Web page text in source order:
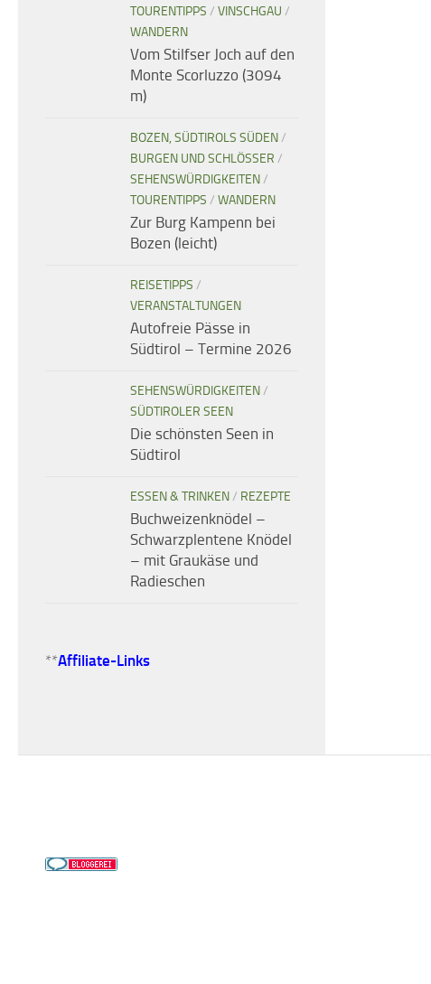
TOURENTIPPS / VINSCHGAU /
WANDERN
Vom Stilfser Joch auf den
Monte Scorluzzo (3094
m)
BOZEN, SÜDTIROLS SÜDEN/
BURGEN UND SCHLÖSSER /
SEHENSWÜRDIGKEITEN/
TOURENTIPPS / WANDERN
Zur Burg Kampenn bei
Bozen (leicht)
REISETIPPS /
VERANSTALTUNGEN
Autofreie Pässe in
Südtirol – Termine 2026
SEHENSWÜRDIGKEITEN/
SÜDTIROLER SEEN
Die schönsten Seen in
Südtirol
ESSEN & TRINKEN/ REZEPTE
Buchweizenknödel –
Schwarzplentene Knödel
– mit Graukäse und
Radieschen
**Affiliate-Links